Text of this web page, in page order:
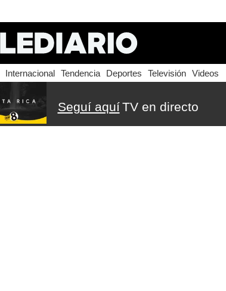
Internacional Tendencia Deportes Televisión Videos
Seguí aquíTV en directo